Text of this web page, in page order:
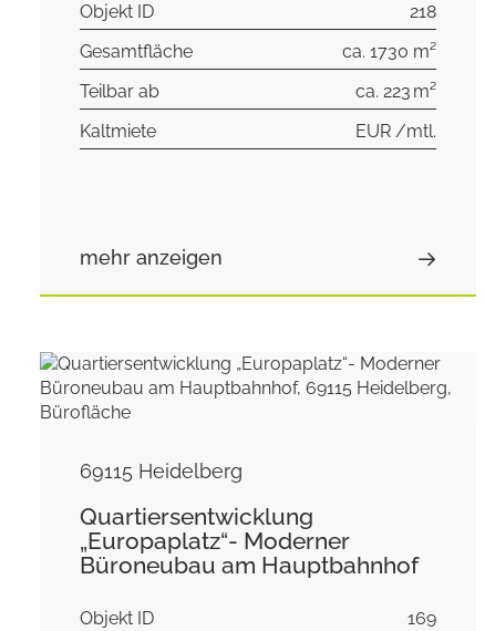
Objekt ID
218
Gesamtfläche
ca. 1730 m²
Teilbar ab
ca. 223 m²
Kaltmiete
EUR /mtl.
mehr anzeigen
69115 Heidelberg
Quartiersentwicklung
„Europaplatz“- Moderner
Büroneubau am Hauptbahnhof
Objekt ID
169